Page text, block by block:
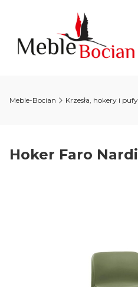
Meble-Bocian Krzesła, hokery i pufy
Hoker Faro